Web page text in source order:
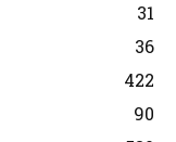
31
36
422
90